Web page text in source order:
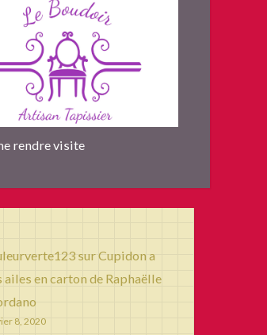
rendre visite
surCupidon a
ailes en carton de Raphaëlle
8, 2020